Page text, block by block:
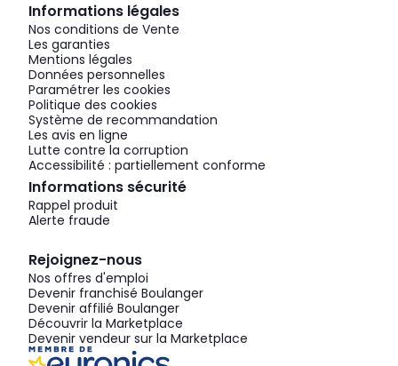
Informations légales
Nos conditions de Vente
Les garanties
Mentions légales
Données personnelles
Paramétrer les cookies
Politique des cookies
Système de recommandation
Les avis en ligne
Lutte contre la corruption
Accessibilité : partiellement conforme
Informations sécurité
Rappel produit
Alerte fraude
Rejoignez-nous
Nos offres d'emploi
Devenir franchisé Boulanger
Devenir affilié Boulanger
Découvrir la Marketplace
Devenir vendeur sur la Marketplace